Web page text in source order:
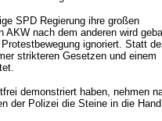
SPD Regierung ihre großen
nach dem anderen wird
ignoriert. Statt
strikteren Gesetzen und einem
demonstriert haben, nehmen
der Polizei die Steine in die